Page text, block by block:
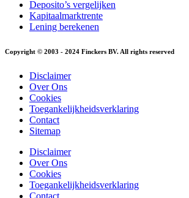
Deposito’s vergelijken
Kapitaalmarktrente
Lening berekenen
Copyright © 2003 - 2024 Finckers BV. All rights reserved
Disclaimer
Over Ons
Cookies
Toegankelijkheidsverklaring
Contact
Sitemap
Disclaimer
Over Ons
Cookies
Toegankelijkheidsverklaring
Contact